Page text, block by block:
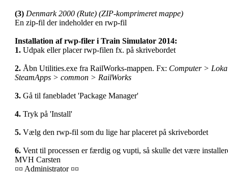
(3) Denmark 2000 (Rute) (ZIP-komprimeret mappe)
En zip-fil der indeholder en rwp-fil
Installation af rwp-filer i Train Simulator 2014:
1. Udpak eller placer rwp-filen fx. på skrivebordet
2. Åbn Utilities.exe fra RailWorks-mappen. Fx: Computer >
SteamApps > common > RailWorks
3. Gå til fanebladet 'Package Manager'
4. Tryk på 'Install'
5. Vælg den rwp-fil som du lige har placeret på skrivebordet
6. Vent til processen er færdig og vupti, så skulle det være
MVH Carsten
¤¤ Administrator ¤¤